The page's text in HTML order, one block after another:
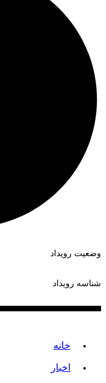
وضعیت رویداد
شناسه رویداد
خانه
اخبار